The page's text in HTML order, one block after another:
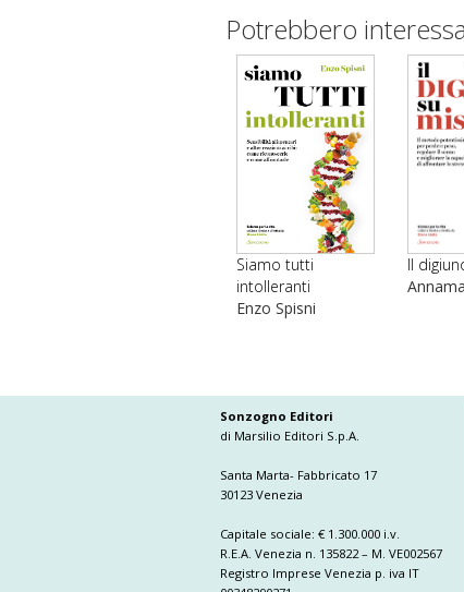
Potrebbero
Siamo tutti
intolleranti
Enzo Spisni
Il
Sonzogno Editori
di Marsilio Editori S.p.A.
Santa Marta- Fabbricato 17
30123 Venezia
Capitale sociale: € 1.300.000 i.v.
R.E.A. Venezia n. 135822 – M. VE002567
Registro Imprese Venezia p. iva IT